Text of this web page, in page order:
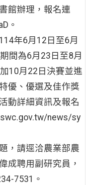
館辦理，報名連
。
年6月12日至6月
間為6月23日至8月
10月22日決賽並進
優、優選及佳作獎
動詳細資訊及報名
news/sy
，請逕洽農業部農
成聘用副研究員，
7531。